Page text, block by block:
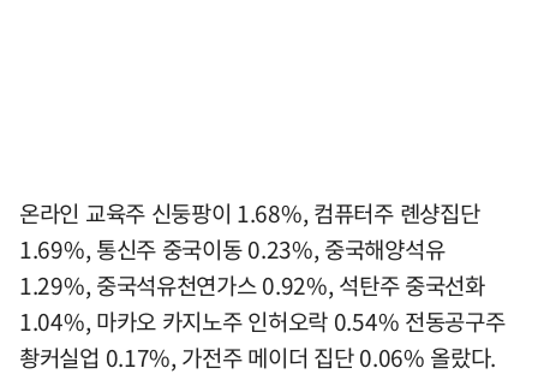
온라인 교육주 신둥팡이 1.68%, 컴퓨터주 롄샹집단
1.69%, 통신주 중국이동 0.23%, 중국해양석유
1.29%, 중국석유천연가스 0.92%, 석탄주 중국선화
1.04%, 마카오 카지노주 인허오락 0.54% 전동공구주
촹커실업 0.17%, 가전주 메이더 집단 0.06% 올랐다.